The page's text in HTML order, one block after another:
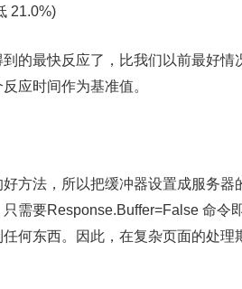
21.0%)
最快反应了，比我们以前最好情
应时间作为基准值。
法，所以把缓冲器设置成服务器
需要Response.Buffer=False 命令
何东西。因此，在复杂页面的处